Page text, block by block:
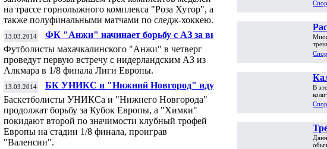
на трассе горнолыжного комплекса "Роза Хутор", а
также полуфинальными матчами по следж-хоккею.
13.03.2014
ФК "Анжи" начинает борьбу с АЗ за выход
в 1/4 финала Лиги Европы
Футболисты махачкалинского "Анжи" в четверг
проведут первую встречу с нидерландским АЗ из
Алкмара в 1/8 финала Лиги Европы.
13.03.2014
БК УНИКС и "Нижний Новгород" идут
дальше в Кубке Европы, "Химки" нет
Баскетболисты УНИКСа и "Нижнего Новгорода"
продолжат борьбу за Кубок Европы, а "Химки"
покидают второй по значимости клубный трофей
Европы на стадии 1/8 финала, проиграв
"Валенсии".
В